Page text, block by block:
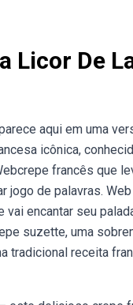
Licor De
aqui em uma
icônica,
francês que
jogo de palavras.
vai encantar seu
suzette, uma
tradicional receita